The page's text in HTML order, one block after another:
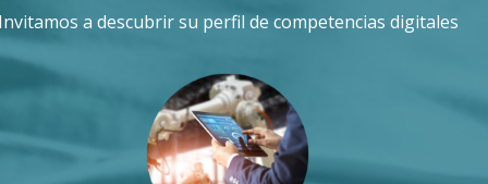
a descubrir su perfil de competencias digitales